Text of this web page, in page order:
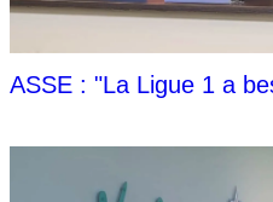
ASSE : "La Ligue 1 a